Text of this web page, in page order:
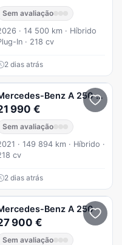
Sem avaliação
· 14 500 km · Híbrido
In · 218 cv
2 dias atrás
Benz A 250 8G-
990 €
Sem avaliação
· 149 894 km · Híbrido ·
cv
2 dias atrás
Benz A 250
900 €
Sem avaliação